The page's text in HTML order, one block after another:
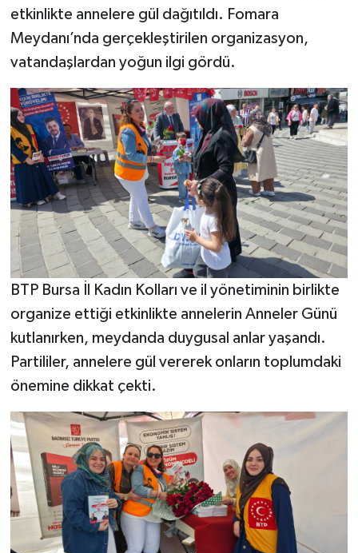
etkinlikte annelere gül dağıtıldı. Fomara
Meydanı’nda gerçekleştirilen organizasyon,
vatandaşlardan yoğun ilgi gördü.
BTP Bursa İl Kadın Kolları ve il yönetiminin birlikte
organize ettiği etkinlikte annelerin Anneler Günü
kutlanırken, meydanda duygusal anlar yaşandı.
Partililer, annelere gül vererek onların toplumdaki
önemine dikkat çekti.